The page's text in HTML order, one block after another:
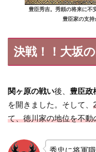
豊臣秀吉。秀頼の将来に不
豊臣家の支持
決戦！！大坂の
関ヶ原の戦い後、 豊臣政
を開きました。そして、
て、徳川家の地位を不動
秀忠に将軍